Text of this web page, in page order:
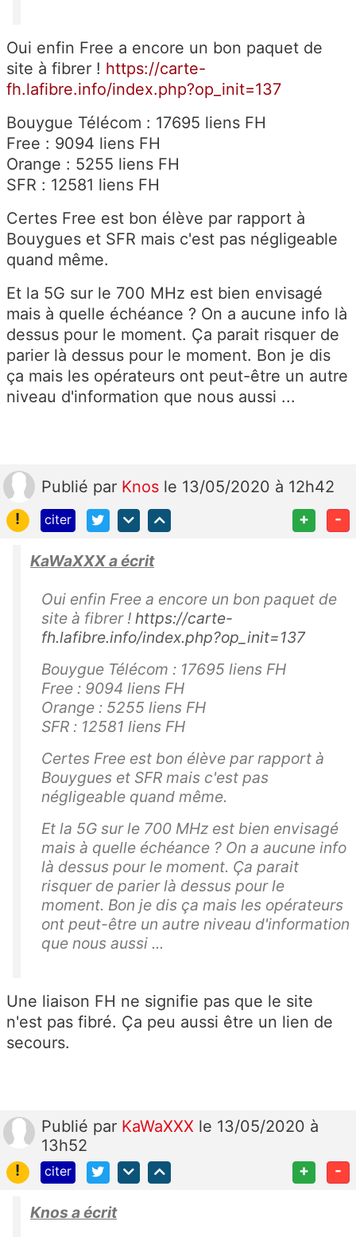
Oui enfin Free a encore un bon paquet de
site à fibrer ! https://carte-
fh.lafibre.info/index.php?op_init=137
Bouygue Télécom : 17695 liens FH
Free : 9094 liens FH
Orange : 5255 liens FH
SFR : 12581 liens FH
Certes Free est bon élève par rapport à
Bouygues et SFR mais c'est pas négligeable
quand même.
Et la 5G sur le 700 MHz est bien envisagé
mais à quelle échéance ? On a aucune info là
dessus pour le moment. Ça parait risquer de
parier là dessus pour le moment. Bon je dis
ça mais les opérateurs ont peut-être un autre
niveau d'information que nous aussi ...
Publié par Knos le 13/05/2020 à 12h42
!
citer + -
KaWaXXX a écrit
Oui enfin Free a encore un bon paquet de
site à fibrer ! https://carte-
fh.lafibre.info/index.php?op_init=137
Bouygue Télécom : 17695 liens FH
Free : 9094 liens FH
Orange : 5255 liens FH
SFR : 12581 liens FH
Certes Free est bon élève par rapport à
Bouygues et SFR mais c'est pas
négligeable quand même.
Et la 5G sur le 700 MHz est bien envisagé
mais à quelle échéance ? On a aucune info
là dessus pour le moment. Ça parait
risquer de parier là dessus pour le
moment. Bon je dis ça mais les opérateurs
ont peut-être un autre niveau d'information
que nous aussi ...
Une liaison FH ne signifie pas que le site
n'est pas fibré. Ça peu aussi être un lien de
secours.
Publié par KaWaXXX le 13/05/2020 à
13h52
!
citer + -
Knos a écrit